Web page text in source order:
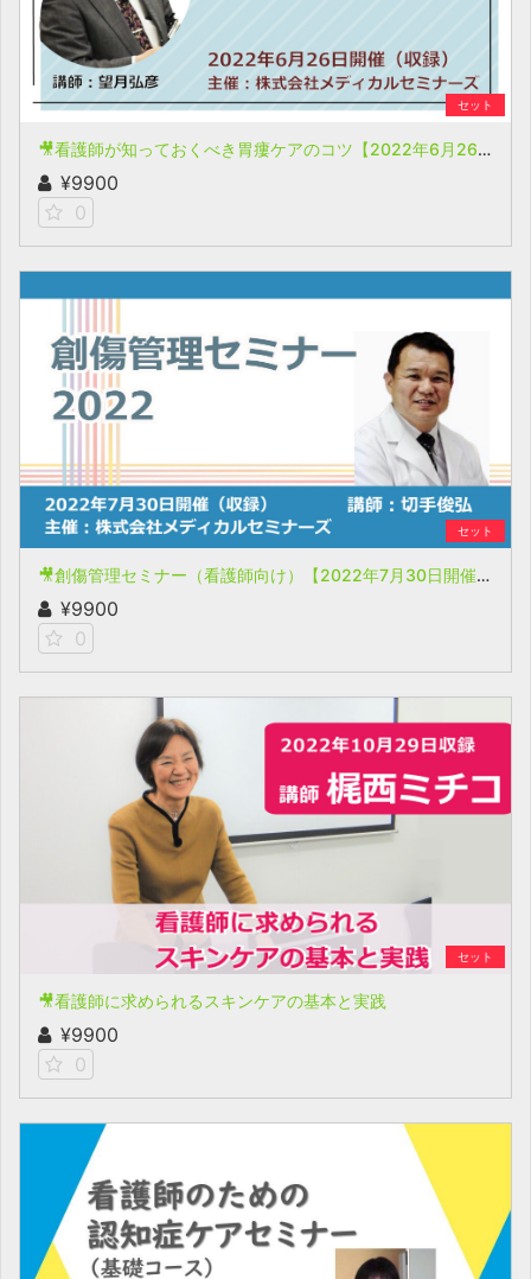
セット
🎥看護師が知っておくべき胃瘻ケアのコツ【2022年6月26日開催(収録)】
¥9900
0
セット
🎥創傷管理セミナー（看護師向け）【2022年7月30日開催(収録)】
¥9900
0
セット
🎥看護師に求められるスキンケアの基本と実践
¥9900
0